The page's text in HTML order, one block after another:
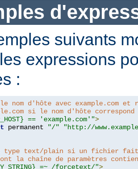
suivants
expressions
:
le nom d'hôte avec example.com
si le nom d'hôte correspond
== 'example.com'">
permanent "/"
"http://
type text/plain si un fichier
la chaîne de paramètres
=~ /forcetext/">